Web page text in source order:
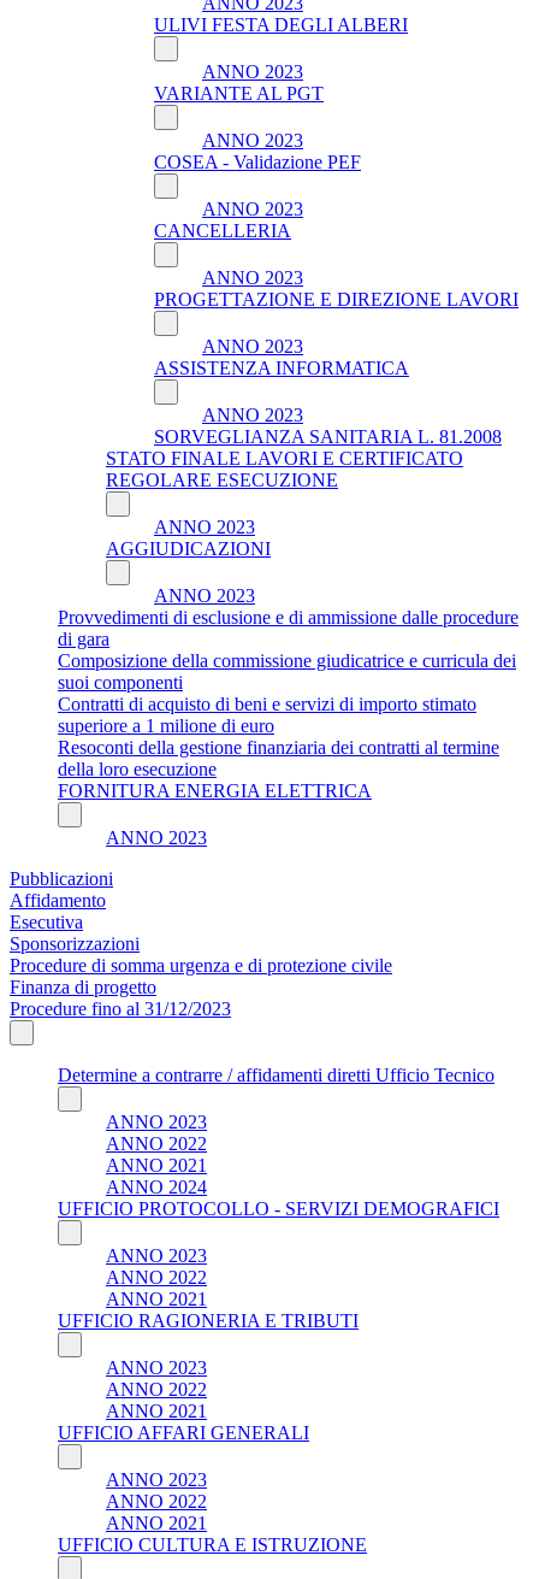
ULIVI FESTA DEGLI ALBERI
ANNO 2023
VARIANTE AL PGT
ANNO 2023
COSEA - Validazione PEF
ANNO 2023
CANCELLERIA
ANNO 2023
PROGETTAZIONE E DIREZIONE LAVORI
ANNO 2023
ASSISTENZA INFORMATICA
ANNO 2023
SORVEGLIANZA SANITARIA L. 81.2008
STATO FINALE LAVORI E CERTIFICATO
REGOLARE ESECUZIONE
ANNO 2023
AGGIUDICAZIONI
ANNO 2023
Provvedimenti di esclusione e di ammissione dalle procedure
di gara
Composizione della commissione giudicatrice e curricula dei
suoi componenti
Contratti di acquisto di beni e servizi di importo stimato
superiore a 1 milione di euro
Resoconti della gestione finanziaria dei contratti al termine
della loro esecuzione
FORNITURA ENERGIA ELETTRICA
ANNO 2023
Pubblicazioni
Affidamento
Esecutiva
Sponsorizzazioni
Procedure di somma urgenza e di protezione civile
Finanza di progetto
Procedure fino al 31/12/2023
Determine a contrarre / affidamenti diretti Ufficio Tecnico
ANNO 2023
ANNO 2022
ANNO 2021
ANNO 2024
UFFICIO PROTOCOLLO - SERVIZI DEMOGRAFICI
ANNO 2023
ANNO 2022
ANNO 2021
UFFICIO RAGIONERIA E TRIBUTI
ANNO 2023
ANNO 2022
ANNO 2021
UFFICIO AFFARI GENERALI
ANNO 2023
ANNO 2022
ANNO 2021
UFFICIO CULTURA E ISTRUZIONE